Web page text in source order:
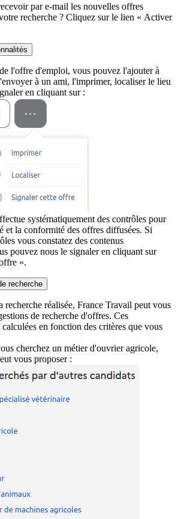
par e-mail les nouvelles offres
recherche ? Cliquez sur le lien « Activer
l'offre d'emploi, vous pouvez l'ajouter à
à un ami, l'imprimer, localiser le lieu
en cliquant sur :
systématiquement des contrôles pour
et la conformité des offres diffusées. Si
vous constatez des contenus
pouvez nous le signaler en cliquant sur
».
recherche
recherche réalisée, France Travail peut vous
de recherche d'offres. Ces
calculées en fonction des critères que vous
cherchez un métier d'ouvrier agricole,
vous proposer :